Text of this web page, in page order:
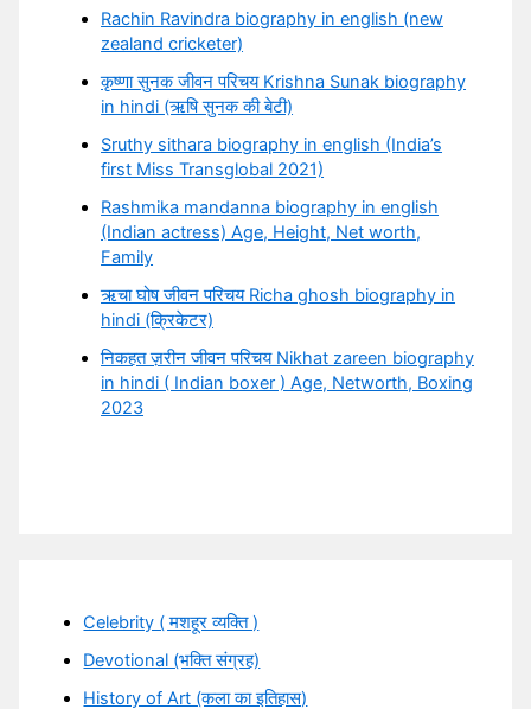
Rachin Ravindra biography in english (new
zealand cricketer)
कृष्णा सुनक जीवन परिचय Krishna Sunak biography
in hindi (ऋषि सुनक की बेटी)
Sruthy sithara biography in english (India’s
first Miss Transglobal 2021)
Rashmika mandanna biography in english
(Indian actress) Age, Height, Net worth,
Family
ऋचा घोष जीवन परिचय Richa ghosh biography in
hindi (क्रिकेटर)
निकहत ज़रीन जीवन परिचय Nikhat zareen biography
in hindi ( Indian boxer ) Age, Networth, Boxing
2023
Celebrity ( मशहूर व्यक्ति )
Devotional (भक्ति संग्रह)
History of Art (कला का इतिहास)